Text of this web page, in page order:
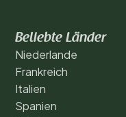
Beliebte Länder
Niederlande
Frankreich
Italien
Spanien